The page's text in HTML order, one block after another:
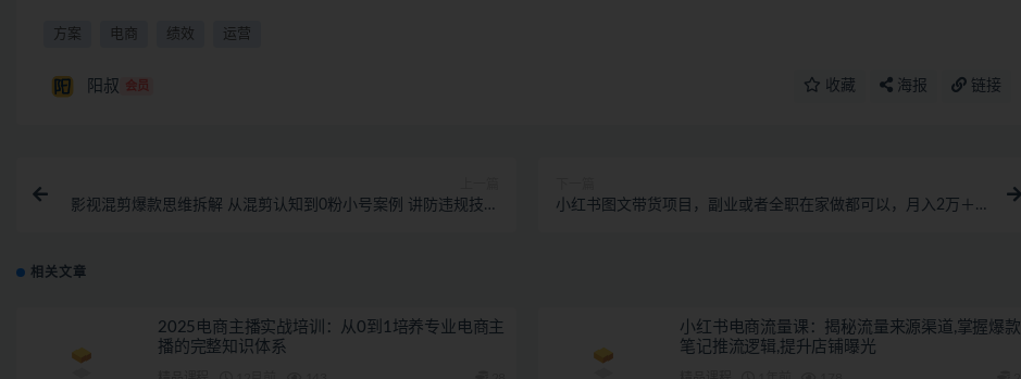
方案 电商 绩效 运营
阳叔 会员 收藏 海报 链接
影视混剪爆款思维拆解 从混剪认知到0粉小号案例 讲防违规技巧
小红书图文带货项目，副业或者全职在家做都可以，月入2万＋
相关文章
2025电商主播实战培训：从0到1培养专业电商主
播的完整知识体系
小红书电商流量课：揭秘流量来源渠道,掌握爆款
笔记推流逻辑,提升店铺曝光